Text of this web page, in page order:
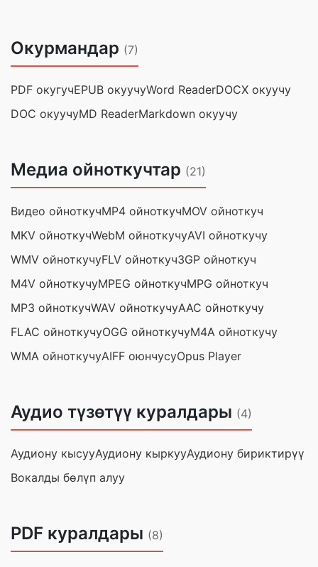
Окурмандар (7)
PDF окугучEPUB окуучуWord ReaderDOCX окуучу
DOC окуучуMD ReaderMarkdown окуучу
Медиа ойноткучтар (21)
Видео ойноткучMP4 ойноткучMOV ойноткуч
MKV ойноткучWebM ойноткучуAVI ойноткучу
WMV ойноткучуFLV ойноткуч3GP ойноткуч
M4V ойноткучуMPEG ойноткучMPG ойноткуч
MP3 ойноткучWAV ойноткучуAAC ойноткучу
FLAC ойноткучуOGG ойноткучуM4A ойноткучу
WMA ойноткучуAIFF оюнчусуOpus Player
Аудио түзөтүү куралдары (4)
Аудиону кысууАудиону кыркууАудиону бириктирүү
Вокалды бөлүп алуу
PDF куралдары (8)